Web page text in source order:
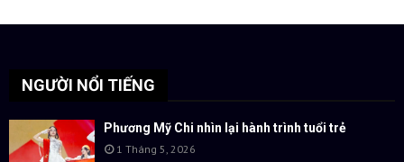
NGƯỜI NỔI TIẾNG
Phương Mỹ Chi nhìn lại hành trình tuổi trẻ
1 Tháng 5, 2026